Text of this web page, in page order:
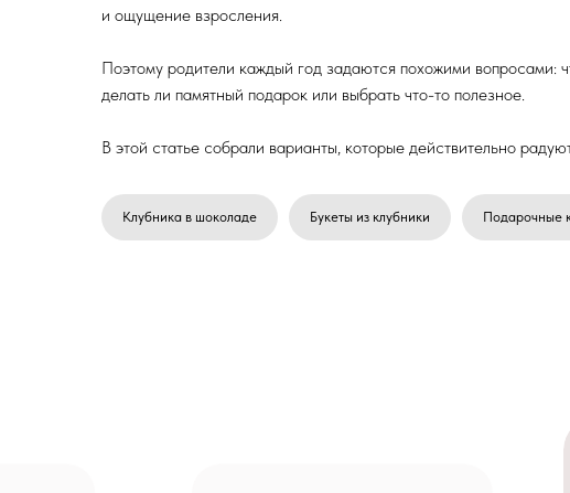
и ощущение взросления.
Поэтому родители каждый год задаются похожими
делать ли памятный подарок или выбрать что-то полезное.
В этой статье собрали варианты, которые действительно
Клубника в шоколаде Букеты из клубники Подарочные